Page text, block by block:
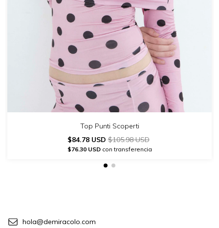
Top Punti Scoperti
$84.78 USD$105.98 USD
$76.30 USDcon transferencia
hola@demiracolo.com